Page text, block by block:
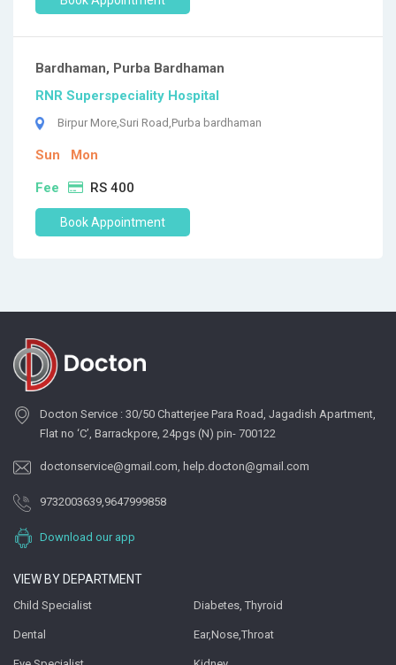
Bardhaman, Purba Bardhaman
RNR Superspeciality Hospital
Birpur More,Suri Road,Purba bardhaman
Sun Mon
Fee RS 400
Book Appointment
Docton Service : 30/50 Chatterjee Para Road, Jagadish Apartment,
Flat no ‘C’, Barrackpore, 24pgs (N) pin- 700122
doctonservice@gmail.com, help.docton@gmail.com
9732003639,9647999858
Download our app
VIEW BY DEPARTMENT
Child Specialist Diabetes, Thyroid
Dental Ear,Nose,Throat